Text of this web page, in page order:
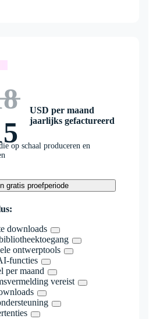
USD per maand
jaarlijks gefactureerd
op schaal produceren en
gratis proefperiode
downloads
ontwerptools
functies
per maand
vereist